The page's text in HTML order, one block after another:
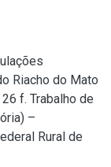
Riacho do Mato
f. Trabalho de
–
Rural de